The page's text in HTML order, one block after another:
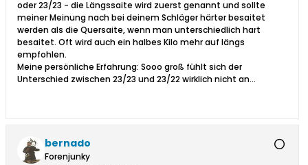
oder 23/23 - die Längssaite wird zuerst genannt und sollte
meiner Meinung nach bei deinem Schläger härter besaitet
werden als die Quersaite, wenn man unterschiedlich hart
besaitet. Oft wird auch ein halbes Kilo mehr auf längs
empfohlen.
Meine persönliche Erfahrung: Sooo groß fühlt sich der
Unterschied zwischen 23/23 und 23/22 wirklich nicht an...
bernado
Forenjunky